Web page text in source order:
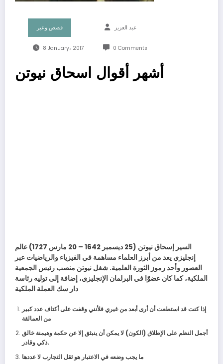
قصص وعبر عبد العزيز
8 January، 2017 0 Comments
السير إسحاق نيوتن (25 ديسمبر 1642 – 20 مارس 1727) عالم
إنجليزي يعد من أبرز العلماء مساهمة في الفيزياء والرياضيات عبر
العصور وأحد رموز الثورة العلمية. شغل نيوتن منصب رئيس الجمعية
الملكية، كما كان عضوًا في البرلمان الإنجليزي، إضافة إلى توليه رئاسة
دار سك العملة الملكية
إذا كنت قد استطعت أن أرى أبعد من غيري فلأنني وقفت على أكتاف عدد كبير
من العمالقة
أجمل النظم على الإطلاق (الكون) لا يمكن أن ينبثق إلا عن حكمة وهيمنة خالق
ذكي وقادر.
ما يجب وضعه في الاعتبار هو ثقل التجارب لا عددها